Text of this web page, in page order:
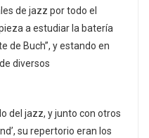
de jazz por todo el
a estudiar la batería
de Buch”, y estando en
diversos
del jazz, y junto con otros
su repertorio eran los